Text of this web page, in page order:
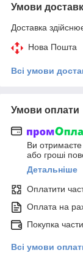
Умови
Доставка
Нова Пошта
Всі умови
Умови оплати
Ви
або гроші
Детальніше
Оплатити
Оплата на
Покупка
Всі умови